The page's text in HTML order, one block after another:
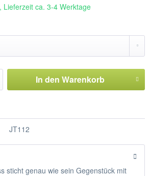
Lieferzeit ca. 3-4 Werktage
In den Warenkorb
JT112
sticht genau wie sein Gegenstück mit